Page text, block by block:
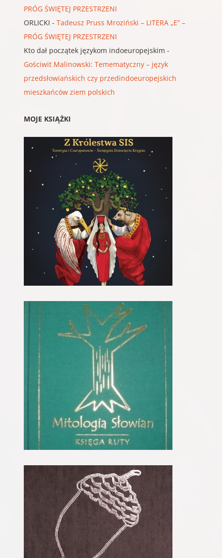
PRÓG ŚWIĘTEJ PRZESTRZENI
ORLICKI - Tadeusz Pruss Mroziński – LITERA „E” –
PRÓG ŚWIĘTEJ PRZESTRZENI
Kto dał początek językom indoeuropejskim -
Gościwit Malinowski: Temematyczny – język
przedsłowiańskich czy przedindoeuropejskich
mieszkańców ziem polskich
MOJE KSIĄŻKI